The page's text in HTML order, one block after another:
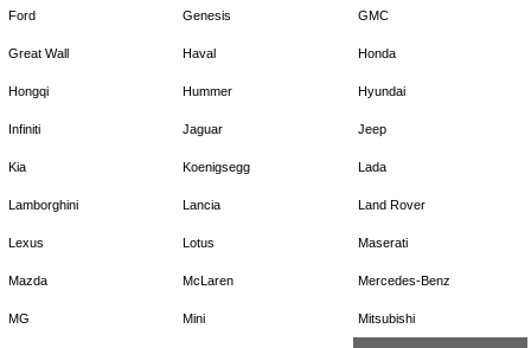
Ford Genesis GMC
Great Wall Haval Honda
Hongqi Hummer Hyundai
Infiniti Jaguar Jeep
Kia Koenigsegg Lada
Lamborghini Lancia Land Rover
Lexus Lotus Maserati
Mazda McLaren Mercedes-Benz
MG Mini Mitsubishi